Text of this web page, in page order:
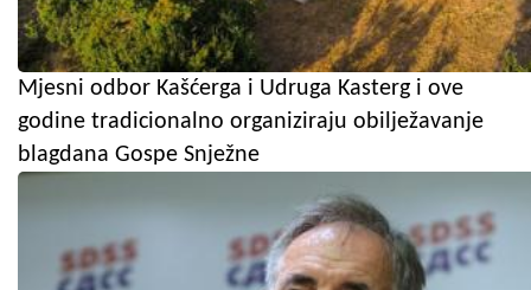
Mjesni odbor Kašćerga i Udruga Kasterg i ove
godine tradicionalno organiziraju obilježavanje
blagdana Gospe Snježne